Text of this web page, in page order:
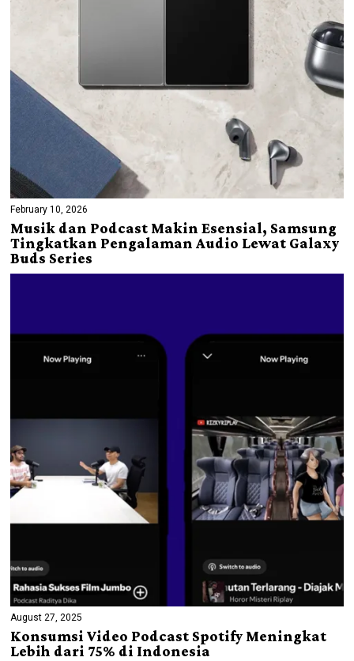
February 10, 2026
Musik dan Podcast Makin Esensial, Samsung
Tingkatkan Pengalaman Audio Lewat Galaxy
Buds Series
August 27, 2025
Konsumsi Video Podcast Spotify Meningkat
Lebih dari 75% di Indonesia